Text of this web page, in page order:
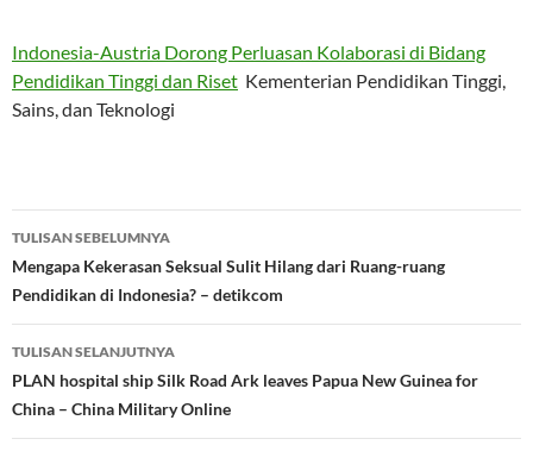
Indonesia-Austria Dorong Perluasan Kolaborasi di Bidang
Pendidikan Tinggi dan Riset Kementerian Pendidikan Tinggi,
Sains, dan Teknologi
Navigasi
Tulisan
TULISAN SEBELUMNYA
Mengapa Kekerasan Seksual Sulit Hilang dari Ruang-ruang
Pendidikan di Indonesia? – detikcom
TULISAN SELANJUTNYA
PLAN hospital ship Silk Road Ark leaves Papua New Guinea for
China – China Military Online